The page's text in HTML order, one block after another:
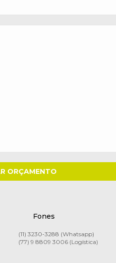
Fones
(11) 3230-3288 (Whatsapp)
(77) 9 8809 3006 (Logística)